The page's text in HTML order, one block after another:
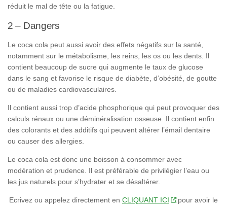
réduit le mal de tête ou la fatigue.
2 – Dangers
Le coca cola peut aussi avoir des effets négatifs sur la santé,
notamment sur le métabolisme, les reins, les os ou les dents. Il
contient beaucoup de sucre qui augmente le taux de glucose
dans le sang et favorise le risque de diabète, d’obésité, de goutte
ou de maladies cardiovasculaires.
Il contient aussi trop d’acide phosphorique qui peut provoquer des
calculs rénaux ou une déminéralisation osseuse. Il contient enfin
des colorants et des additifs qui peuvent altérer l’émail dentaire
ou causer des allergies.
Le coca cola est donc une boisson à consommer avec
modération et prudence. Il est préférable de privilégier l’eau ou
les jus naturels pour s’hydrater et se désaltérer.
Ecrivez ou appelez directement en CLIQUANT ICI
pour avoir le